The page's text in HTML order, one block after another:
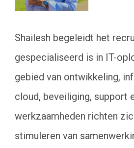
Shailesh begeleidt het
gespecialiseerd is in IT-
gebied van ontwikkeling,
cloud, beveiliging, support
werkzaamheden richten
stimuleren van